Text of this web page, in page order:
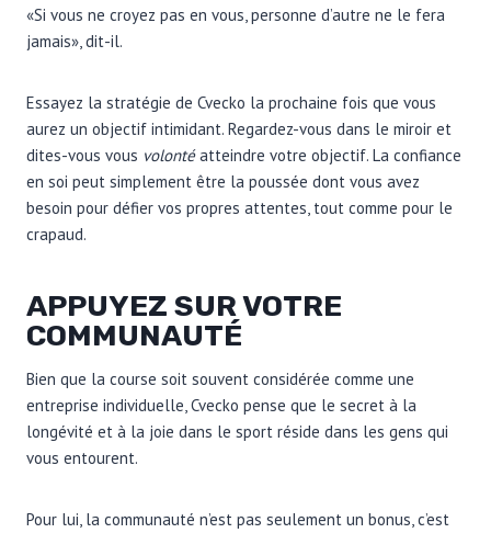
«Si vous ne croyez pas en vous, personne d’autre ne le fera
jamais», dit-il.
Essayez la stratégie de Cvecko la prochaine fois que vous
aurez un objectif intimidant. Regardez-vous dans le miroir et
dites-vous vous volontéatteindre votre objectif. La confiance
en soi peut simplement être la poussée dont vous avez
besoin pour défier vos propres attentes, tout comme pour le
crapaud.
APPUYEZ SUR VOTRE
COMMUNAUTÉ
Bien que la course soit souvent considérée comme une
entreprise individuelle, Cvecko pense que le secret à la
longévité et à la joie dans le sport réside dans les gens qui
vous entourent.
Pour lui, la communauté n’est pas seulement un bonus, c’est